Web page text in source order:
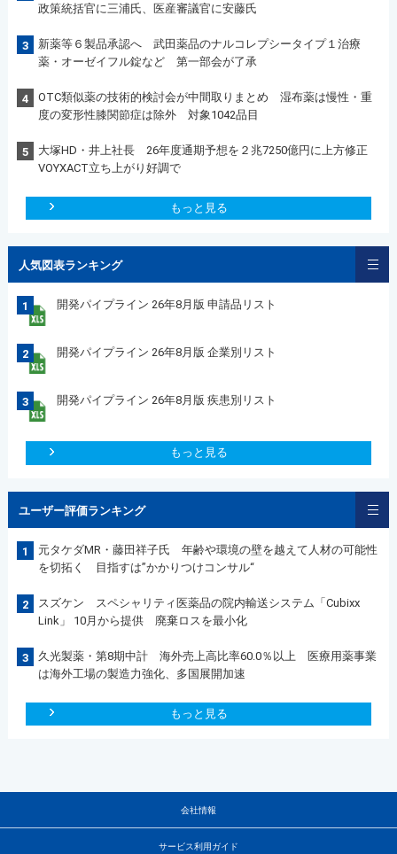
政策統括官に三浦氏、医産審議官に安藤氏
3
新薬等６製品承認へ 武田薬品のナルコレプシータイプ１治療
薬・オーゼイフル錠など 第一部会が了承
4
OTC類似薬の技術的検討会が中間取りまとめ 湿布薬は慢性・重
度の変形性膝関節症は除外 対象1042品目
5
大塚HD・井上社長 26年度通期予想を２兆7250億円に上方修正
VOYXACT立ち上がり好調で
もっと見る
人気図表ランキング
1 開発パイプライン 26年8月版 申請品リスト
2 開発パイプライン 26年8月版 企業別リスト
3 開発パイプライン 26年8月版 疾患別リスト
もっと見る
ユーザー評価ランキング
1
元タケダMR・藤田祥子氏 年齢や環境の壁を越えて人材の可能性
を切拓く 目指すは”かかりつけコンサル“
2
スズケン スペシャリティ医薬品の院内輸送システム「Cubixx
Link」 10月から提供 廃棄ロスを最小化
3
久光製薬・第8期中計 海外売上高比率60.0％以上 医療用薬事業
は海外工場の製造力強化、多国展開加速
もっと見る
会社情報
サービス利用ガイド